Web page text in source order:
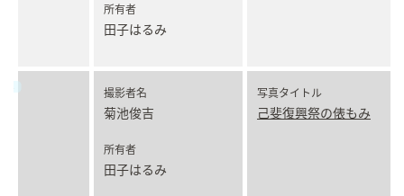
所有者
田子はるみ
撮影者名
菊池俊吉
所有者
田子はるみ
写真タイトル
己斐復興祭の俵もみ